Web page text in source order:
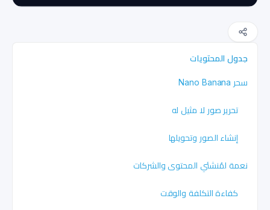
جدول المحتويات
سحر Nano Banana
تحرير صور لا مثيل له
إنشاء الصور وتحويلها
نعمة لمُنشئي المحتوى والشركات
كفاءة التكلفة والوقت